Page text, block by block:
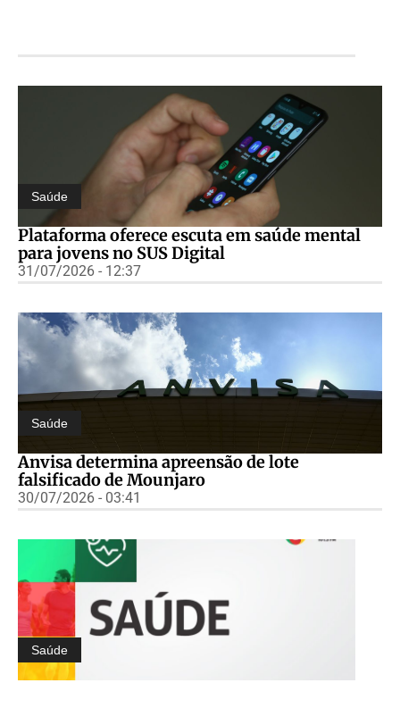
Saúde
Plataforma oferece escuta em saúde mental
para jovens no SUS Digital
31/07/2026 - 12:37
Saúde
Anvisa determina apreensão de lote
falsificado de Mounjaro
30/07/2026 - 03:41
Saúde